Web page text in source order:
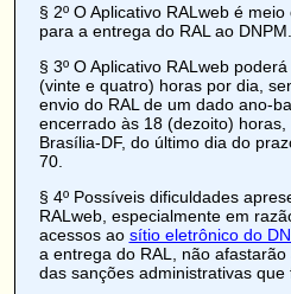
§ 2º O Aplicativo RALweb é
para a entrega do RAL ao DNPM.
§ 3º O Aplicativo RALweb
(vinte e quatro) horas por dia,
envio do RAL de um dado ano-
encerrado às 18 (dezoito)
Brasília-DF, do último dia do
70.
§ 4º Possíveis dificuldades
RALweb, especialmente em
acessos ao sítio eletrônico do
a entrega do RAL, não afastarão
das sanções administrativas que